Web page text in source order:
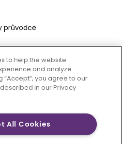
průvodce
Zadejte e-
jsou výhradní ochranné
to help the website
and analyze
“Accept“, you agree to our
in our Privacy
All Cookies